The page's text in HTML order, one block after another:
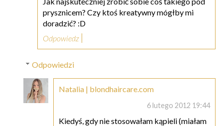
prysznicem? Czy ktoś kreatywny mógłby mi
doradzić? :D
Odpowiedz
Odpowiedzi
Natalia | blondhaircare.com
6 lutego 2012 19:44
Kiedyś, gdy nie stosowałam kąpieli (miałam